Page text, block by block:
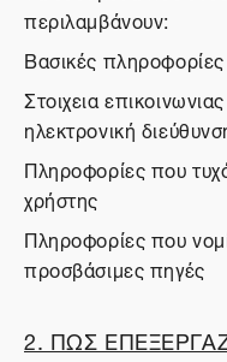
περιλαμβάνουν:
Βασικές
Στοιχεια
ηλεκτρονική
Πληροφορίες που
χρήστης
Πληροφορίες που
προσβάσιμες πηγές
2. ΠΩΣ